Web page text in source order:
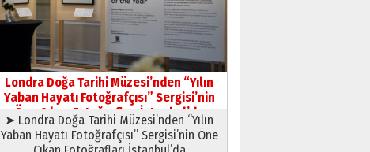
09 Temmuz 2026 Perşembe
Yusuf POLAT
Şampiyonluk Sebahattin
Şirin’e yazar
11 Mayıs 2026 Pazartesi
Londra Doğa Tarihi Müzesi’nden “Yılın
Yaban Hayatı Fotoğrafçısı” Sergisi’nin
Öne Çıkan Fotoğrafları İstanbul’da
➤ Londra Doğa Tarihi Müzesi’nden “Yılın
Yaban Hayatı Fotoğrafçısı” Sergisi’nin Öne